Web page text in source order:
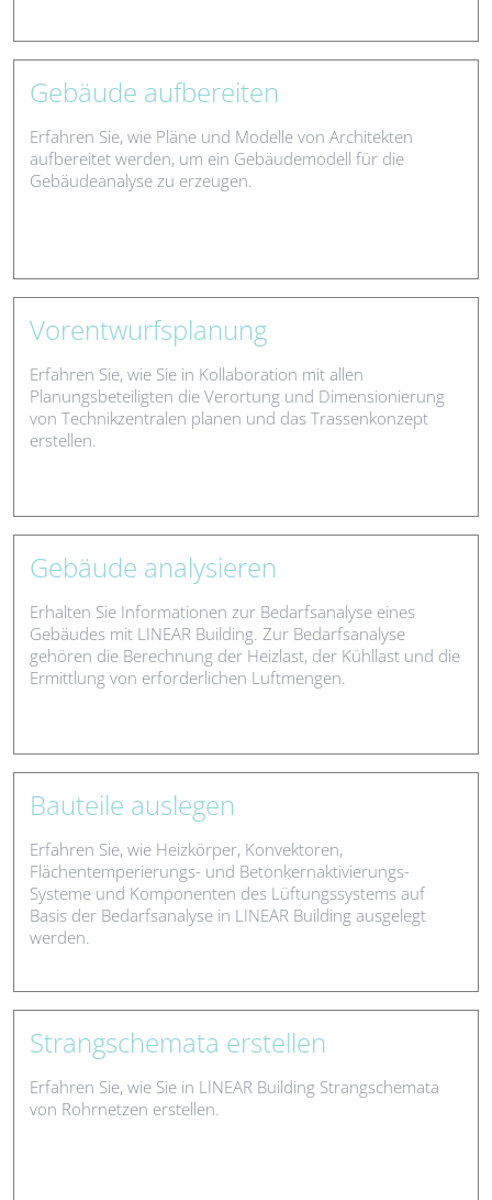
Gebäude aufbereiten
Erfahren Sie, wie Pläne und Modelle von Architekten
aufbereitet werden, um ein Gebäudemodell für die
Gebäudeanalyse zu erzeugen.
Vorentwurfsplanung
Erfahren Sie, wie Sie in Kollaboration mit allen
Planungsbeteiligten die Verortung und Dimensionierung
von Technikzentralen planen und das Trassenkonzept
erstellen.
Gebäude analysieren
Erhalten Sie Informationen zur Bedarfsanalyse eines
Gebäudes mit LINEAR Building. Zur Bedarfsanalyse
gehören die Berechnung der Heizlast, der Kühllast und die
Ermittlung von erforderlichen Luftmengen.
Bauteile auslegen
Erfahren Sie, wie Heizkörper, Konvektoren,
Flächentemperierungs- und Betonkernaktivierungs-
Systeme und Komponenten des Lüftungssystems auf
Basis der Bedarfsanalyse in LINEAR Building ausgelegt
werden.
Strangschemata erstellen
Erfahren Sie, wie Sie in LINEAR Building Strangschemata
von Rohrnetzen erstellen.